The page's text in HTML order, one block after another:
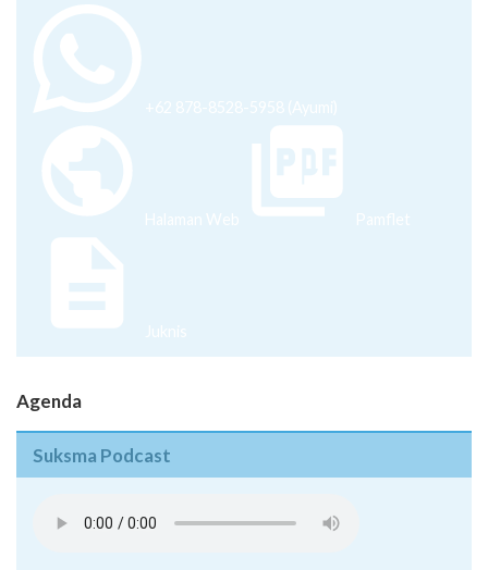
+62 878-8528-5958 (Ayumi)
Halaman Web Pamflet
Juknis
Agenda
Suksma Podcast